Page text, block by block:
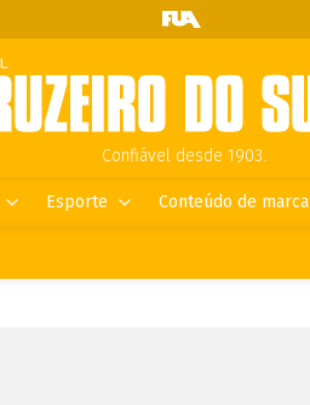
Confiável desde 1903.
Esporte Conteúdo de marca